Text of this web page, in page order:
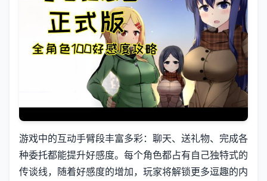
游戏中的​​互动手臂段丰富多彩​​：聊天、送礼物、完成各
种委托都能提升好感度。每个角色都占有自己独特式的
传谈线，随着好感度的增加，玩家将解锁更多逗趣的内